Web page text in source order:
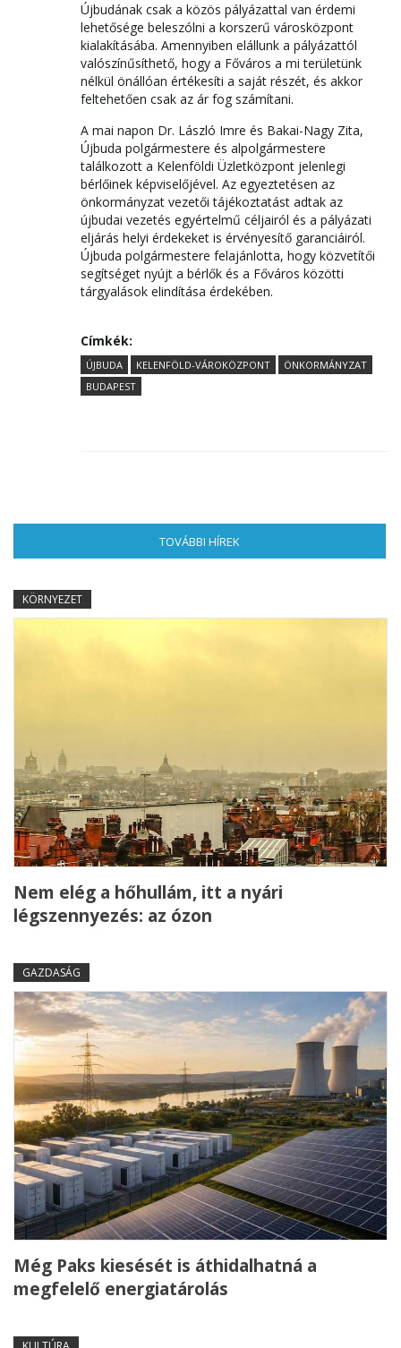
Újbudának csak a közös pályázattal van érdemi
lehetősége beleszólni a korszerű városközpont
kialakításába. Amennyiben elállunk a pályázattól
valószínűsíthető, hogy a Főváros a mi területünk
nélkül önállóan értékesíti a saját részét, és akkor
feltehetően csak az ár fog számítani.
A mai napon Dr. László Imre és Bakai-Nagy Zita,
Újbuda polgármestere és alpolgármestere
találkozott a Kelenföldi Üzletközpont jelenlegi
bérlőinek képviselőjével. Az egyeztetésen az
önkormányzat vezetői tájékoztatást adtak az
újbudai vezetés egyértelmű céljairól és a pályázati
eljárás helyi érdekeket is érvényesítő garanciáiról.
Újbuda polgármestere felajánlotta, hogy közvetítői
segítséget nyújt a bérlők és a Főváros közötti
tárgyalások elindítása érdekében.
Címkék:
ÚJBUDA KELENFÖLD-VÁROKÖZPONT
ÖNKORMÁNYZAT
BUDAPEST
TOVÁBBI HÍREK
KÖRNYEZET
Nem elég a hőhullám, itt a nyári
légszennyezés: az ózon
GAZDASÁG
Még Paks kiesését is áthidalhatná a
megfelelő energiatárolás